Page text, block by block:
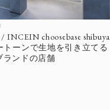
choosebase shibuya
トーンで生地を引き立てる
ランドの店舗